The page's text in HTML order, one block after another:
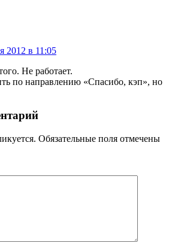
2012 в 11:05
Не работает.
по направлению «Спасибо, кэп», но
Обязательные поля отмечены